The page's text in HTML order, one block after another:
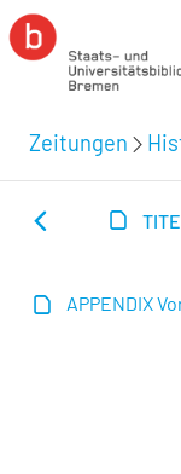
Zeitungen
APPENDIX